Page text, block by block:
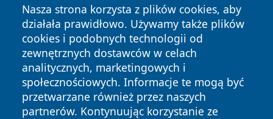
Nasza strona korzysta z plików cookies, aby
działała prawidłowo. Używamy także plików
cookies i podobnych technologii od
zewnętrznych dostawców w celach
analitycznych, marketingowych i
społecznościowych. Informacje te mogą być
przetwarzane również przez naszych
partnerów. Kontynuując korzystanie ze
Copyright © 2026 wrotatarnowa.pl Wszystkie prawa
zastrzeżone.
Polityka Polityka